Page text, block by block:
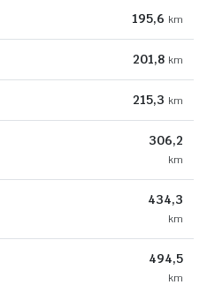
195,6 km
201,8 km
215,3 km
306,2
km
434,3
km
494,5
km